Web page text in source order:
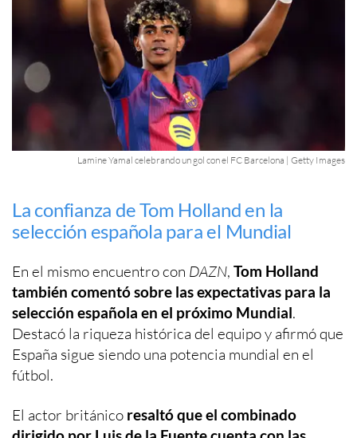
Lamine Yamal celebrando un gol con el FC Barcelona | Getty Images
La confianza de Tom Holland en la
selección española para el Mundial
En el mismo encuentro con DAZN, Tom Holland
también comentó sobre las expectativas para la
selección española en el próximo Mundial.
Destacó la riqueza histórica del equipo y afirmó que
España sigue siendo una potencia mundial en el
fútbol.
El actor británico resaltó que el combinado